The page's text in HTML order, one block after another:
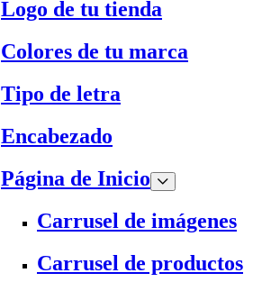
Logo de tu tienda
Colores de tu marca
Tipo de letra
Encabezado
Página de Inicio
Carrusel de imágenes
Carrusel de productos